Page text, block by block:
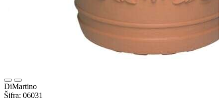
DiMartino
Šifra: 06031